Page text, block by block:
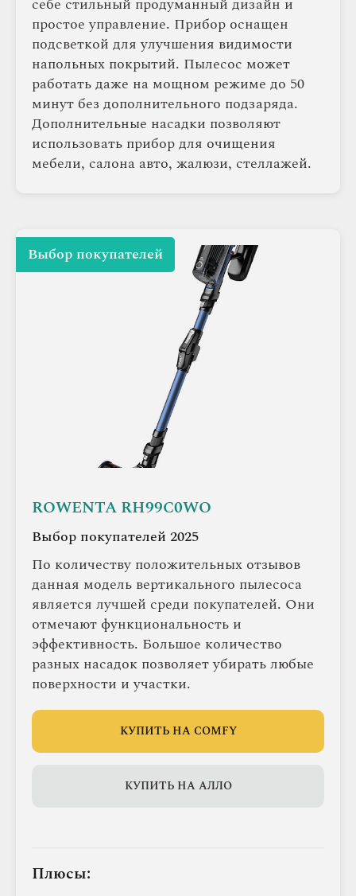
простое управление. Прибор оснащен
подсветкой для улучшения видимости
напольных покрытий. Пылесос может
работать даже на мощном режиме до 50
минут без дополнительного подзаряда.
Дополнительные насадки позволяют
использовать прибор для очищения
мебели, салона авто, жалюзи, стеллажей.
Выбор покупателей
ROWENTA RH99C0WO
Выбор покупателей 2025
По количеству положительных отзывов
данная модель вертикального пылесоса
является лучшей среди покупателей. Они
отмечают функциональность и
эффективность. Большое количество
разных насадок позволяет убирать любые
поверхности и участки.
КУПИТЬ НА COMFY
КУПИТЬ НА АЛЛО
Плюсы: